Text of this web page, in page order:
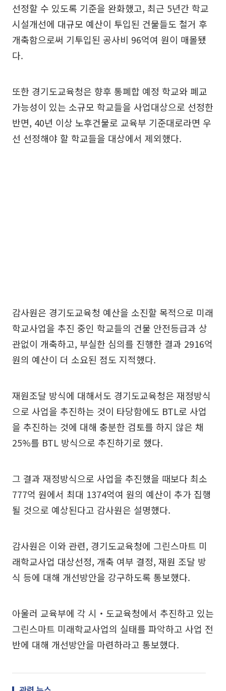
선정할 수 있도록 기준을 완화했고, 최근 5년간 학교
시설개선에 대규모 예산이 투입된 건물들도 철거 후
개축함으로써 기투입된 공사비 96억여 원이 매몰됐
다.
또한 경기도교육청은 향후 통폐합 예정 학교와 폐교
가능성이 있는 소규모 학교들을 사업대상으로 선정한
반면, 40년 이상 노후건물로 교육부 기준대로라면 우
선 선정해야 할 학교들을 대상에서 제외했다.
감사원은 경기도교육청 예산을 소진할 목적으로 미래
학교사업을 추진 중인 학교들의 건물 안전등급과 상
관없이 개축하고, 부실한 심의를 진행한 결과 2916억
원의 예산이 더 소요된 점도 지적했다.
재원조달 방식에 대해서도 경기도교육청은 재정방식
으로 사업을 추진하는 것이 타당함에도 BTL로 사업
을 추진하는 것에 대해 충분한 검토를 하지 않은 채
25%를 BTL 방식으로 추진하기로 했다.
그 결과 재정방식으로 사업을 추진했을 때보다 최소
777억 원에서 최대 1374억여 원의 예산이 추가 집행
될 것으로 예상된다고 감사원은 설명했다.
감사원은 이와 관련, 경기도교육청에 그린스마트 미
래학교사업 대상선정, 개축 여부 결정, 재원 조달 방
식 등에 대해 개선방안을 강구하도록 통보했다.
아울러 교육부에 각 시‧도교육청에서 추진하고 있는
그린스마트 미래학교사업의 실태를 파악하고 사업 전
반에 대해 개선방안을 마련하라고 통보했다.